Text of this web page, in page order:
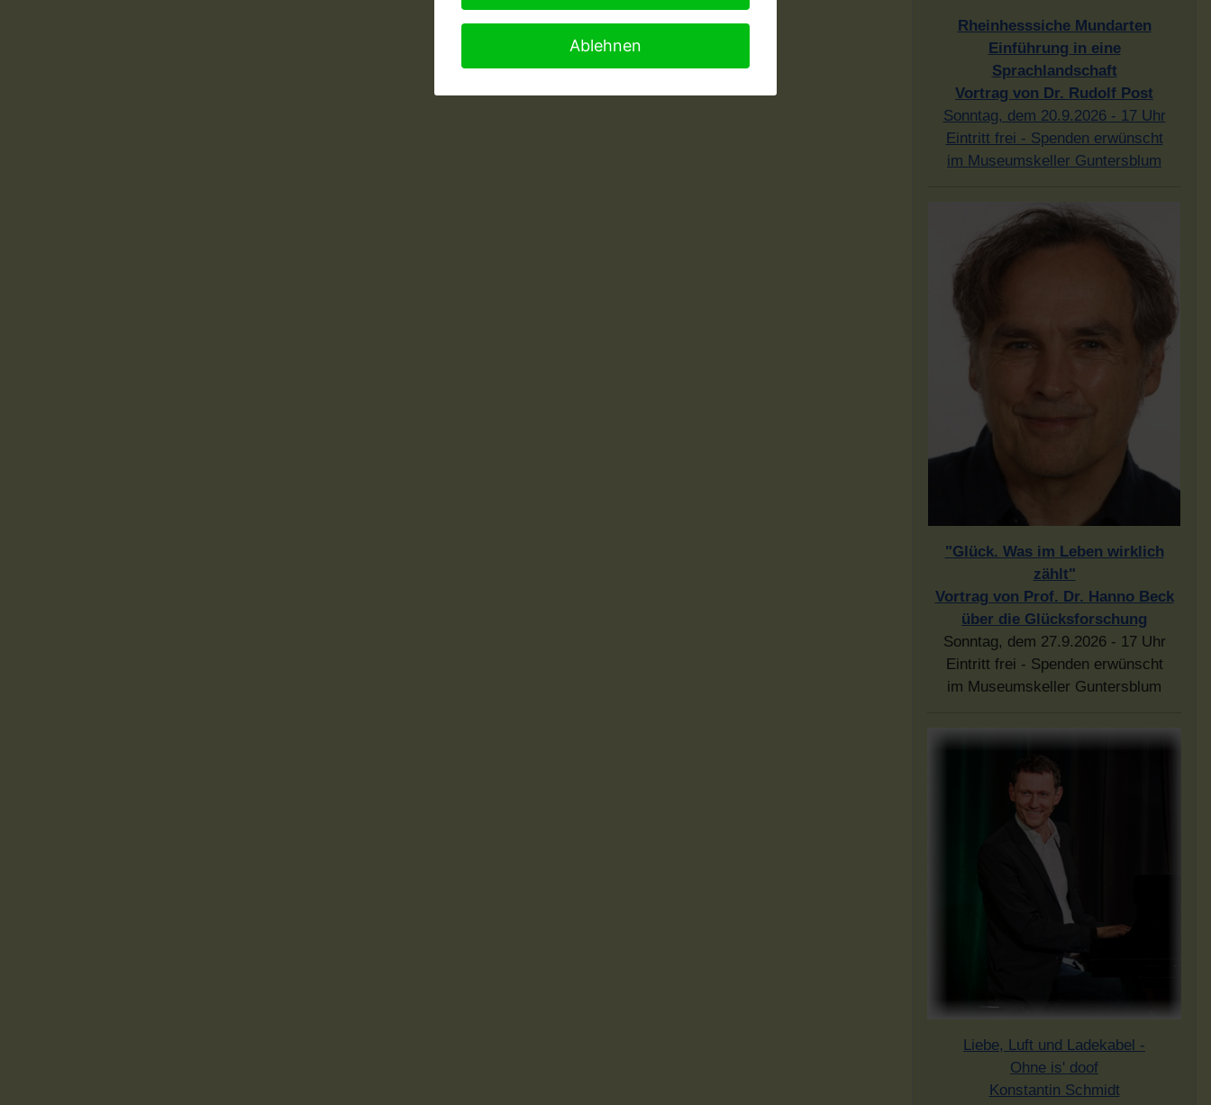
Rheinhesssiche Mundarten
Einführung in eine
Sprachlandschaft
Vortrag von Dr. Rudolf Post
Sonntag, dem 20.9.2026 - 17 Uhr
Eintritt frei - Spenden erwünscht
im Museumskeller Guntersblum
"Glück. Was im Leben wirklich
zählt"
Vortrag von Prof. Dr. Hanno Beck
über die Glücksforschung
Sonntag, dem 27.9.2026 - 17 Uhr
Eintritt frei - Spenden erwünscht
im Museumskeller Guntersblum
Liebe, Luft und Ladekabel -
Ohne is' doof
Konstantin Schmidt
Ablehnen